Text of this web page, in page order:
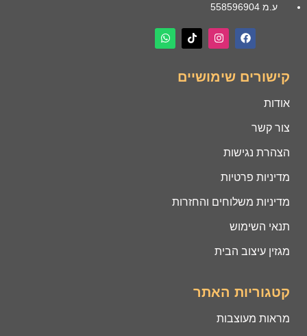
ע.מ 558596904
קישורים שימושיים
אודות
צור קשר
הצהרת נגישות
מדיניות פרטיות
מדיניות משלוחים והחזרות
תנאי השימוש
מגזין עיצוב הבית
קטגוריות האתר
מראות מעוצבות